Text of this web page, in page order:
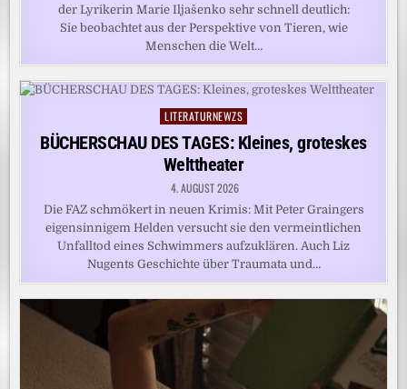
der Lyrikerin Marie Iljašenko sehr schnell deutlich:
Sie beobachtet aus der Perspektive von Tieren, wie
Menschen die Welt…
Posted
in
LITERATURNEWZS
BÜCHERSCHAU DES TAGES: Kleines, groteskes
Welttheater
4. AUGUST 2026
Die FAZ schmökert in neuen Krimis: Mit Peter Graingers
eigensinnigem Helden versucht sie den vermeintlichen
Unfalltod eines Schwimmers aufzuklären. Auch Liz
Nugents Geschichte über Traumata und…